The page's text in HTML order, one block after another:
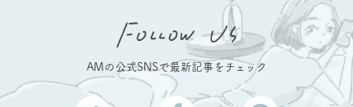
AMの公式SNSで最新記事をチェック